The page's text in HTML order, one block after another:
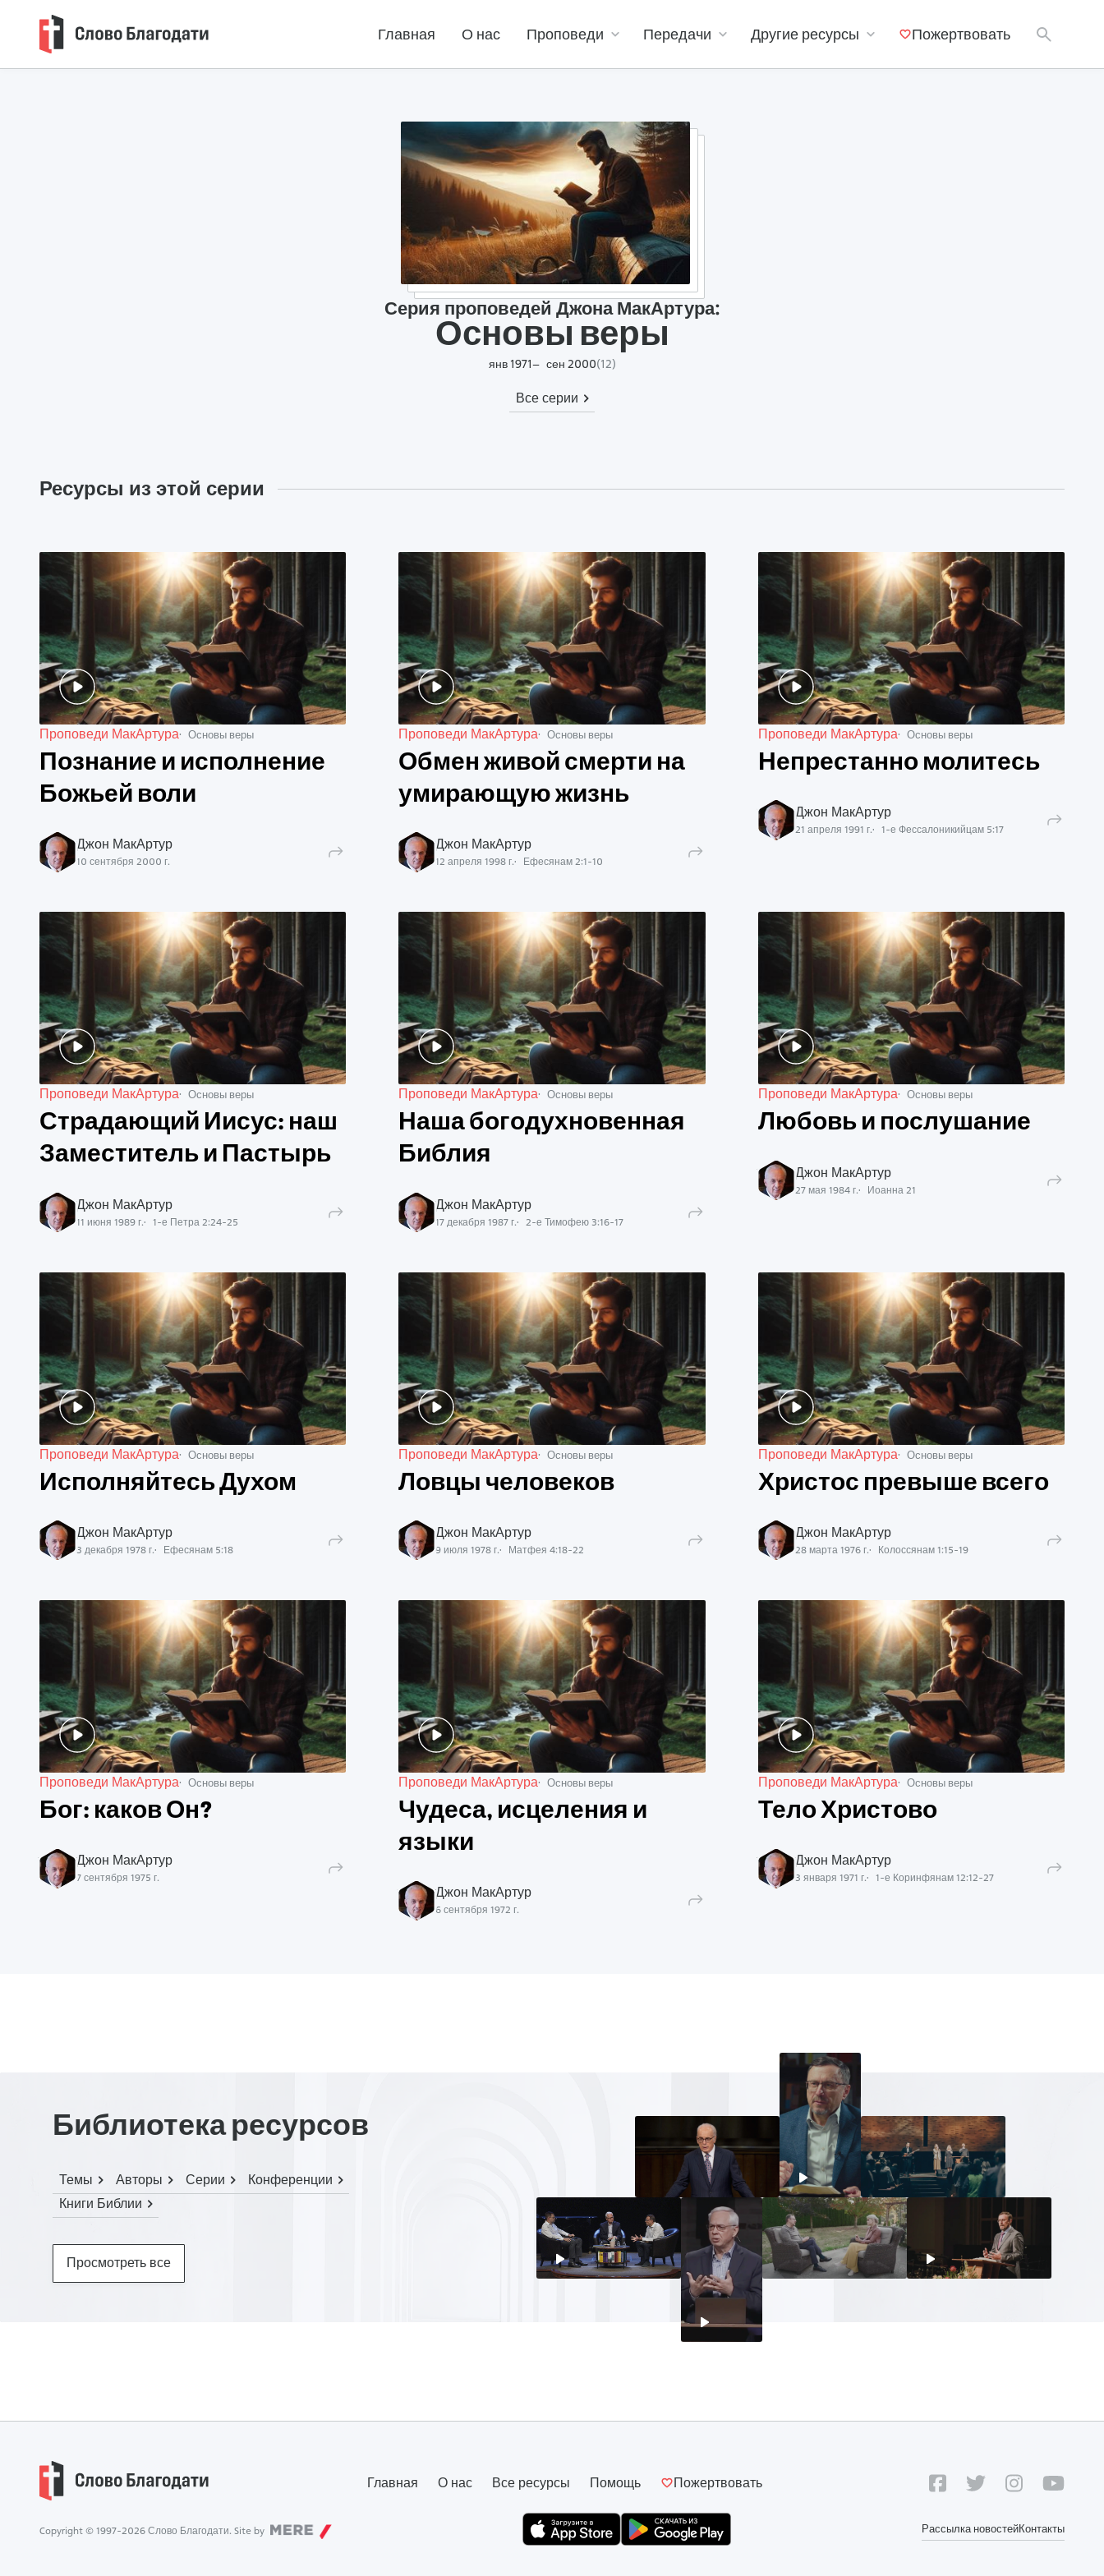
Главная О нас Проповеди Передачи Другие ресурсы Пожертвовать
Серия проповедей Джона МакАртура:
Основы веры
янв 1971 сен 2000(12)
Все серии
Ресурсы из этой серии
Проповеди МакАртура Основы веры
Познание и исполнение
Божьей воли
Джон МакАртур
10 сентября 2000 г.
Проповеди МакАртура Основы веры
Обмен живой смерти на
умирающую жизнь
Джон МакАртур
12 апреля 1998 г. Ефесянам 2:1-10
Проповеди МакАртура Основы веры
Непрестанно молитесь
Джон МакАртур
21 апреля 1991 г. 1-е Фессалоникийцам 5:17
Проповеди МакАртура Основы веры
Страдающий Иисус: наш
Заместитель и Пастырь
Джон МакАртур
11 июня 1989 г. 1-е Петра 2:24-25
Проповеди МакАртура Основы веры
Наша богодухновенная
Библия
Джон МакАртур
17 декабря 1987 г. 2-е Тимофею 3:16-17
Проповеди МакАртура Основы веры
Любовь и послушание
Джон МакАртур
27 мая 1984 г. Иоанна 21
Проповеди МакАртура Основы веры
Исполняйтесь Духом
Джон МакАртур
3 декабря 1978 г. Ефесянам 5:18
Проповеди МакАртура Основы веры
Ловцы человеков
Джон МакАртур
9 июля 1978 г. Матфея 4:18-22
Проповеди МакАртура Основы веры
Христос превыше всего
Джон МакАртур
28 марта 1976 г. Колоссянам 1:15-19
Проповеди МакАртура Основы веры
Бог: каков Он?
Джон МакАртур
7 сентября 1975 г.
Проповеди МакАртура Основы веры
Чудеса, исцеления и
языки
Джон МакАртур
6 сентября 1972 г.
Проповеди МакАртура Основы веры
Тело Христово
Джон МакАртур
3 января 1971 г. 1-е Коринфянам 12:12-27
Библиотека ресурсов
Темы Авторы Серии
Конференции
Книги Библии
Просмотреть все
Главная О нас Все ресурсы Помощь Пожертвовать
Рассылка новостейКонтакты
Copyright © 1997-2026 Слово Благодати. Site by